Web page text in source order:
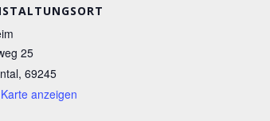
25
, 69245
anzeigen